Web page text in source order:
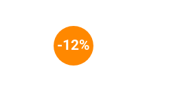
-12%